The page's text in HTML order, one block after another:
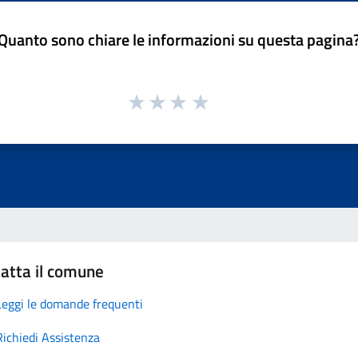
sono chiare le informazioni su questa
il comune
le domande frequenti
Assistenza